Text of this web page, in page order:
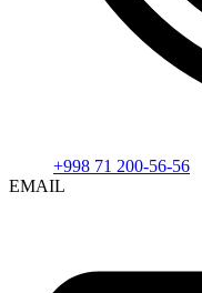
+998 71 200-56-56
EMAIL